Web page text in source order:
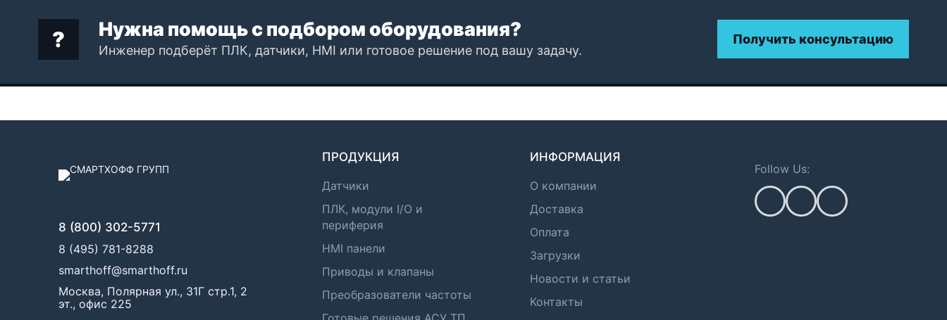
Нужна помощь с подбором оборудования?
Инженер подберёт ПЛК, датчики, HMI или готовое решение под вашу задачу.
Получить консультацию
8 (800) 302-5771
8 (495) 781-8288
smarthoff@smarthoff.ru
Москва, Полярная ул., 31Г стр.1, 2
эт., офис 225
ПРОДУКЦИЯ
Датчики
ПЛК, модули I/O и
периферия
HMI панели
Приводы и клапаны
Преобразователи частоты
ИНФОРМАЦИЯ
О компании
Доставка
Оплата
Загрузки
Новости и статьи
Контакты
Follow Us: